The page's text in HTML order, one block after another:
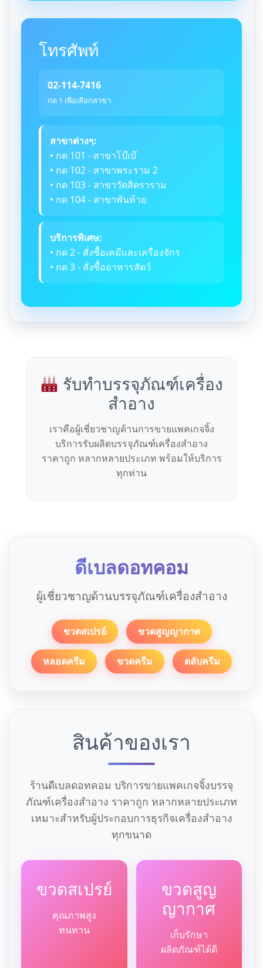
โทรศัพท์
02-114-7416
กด 1 เพื่อเลือกสาขา
สาขาต่างๆ:
• กด 101 - สาขาโบ๊เบ๊
• กด 102 - สาขาพระราม 2
• กด 103 - สาขาวัดสิตราราม
• กด 104 - สาขาพันท้าย
บริการพิเศษ:
• กด 2 - สั่งซื้อเคมีและเครื่องจักร
• กด 3 - สั่งซื้ออาหารสัตว์
รับทำบรรจุภัณฑ์เครื่อง
สำอาง
เราคือผู้เชี่ยวชาญด้านการขายแพคเกจจิ้ง
บริการรับผลิตบรรจุภัณฑ์เครื่องสำอาง
ราคาถูก หลากหลายประเภท พร้อมให้บริการ
ทุกท่าน
ดีเบลดอทคอม
ผู้เชี่ยวชาญด้านบรรจุภัณฑ์เครื่องสำอาง
ขวดสเปรย์ ขวดสูญญากาศ
หลอดครีม ขวดครีม ตลับครีม
สินค้าของเรา
ร้านดีเบลดอทคอม บริการขายแพคเกจจิ้งบรรจุ
ภัณฑ์เครื่องสำอาง ราคาถูก หลากหลายประเภท
เหมาะสำหรับผู้ประกอบการธุรกิจเครื่องสำอาง
ทุกขนาด
ขวดสเปรย์
คุณภาพสูง
ทนทาน
ขวดสูญ
ญากาศ
เก็บรักษา
ผลิตภัณฑ์ได้ดี